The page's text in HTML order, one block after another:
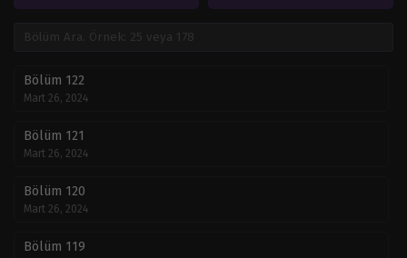
Bölüm 122
Mart 26, 2024
Bölüm 121
Mart 26, 2024
Bölüm 120
Mart 26, 2024
Bölüm 119